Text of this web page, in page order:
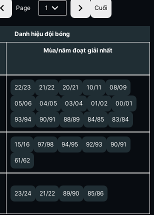
Page 1 Cuối
Danh hiệu đội bóng
Mùa/năm đoạt giải nhất
22/23 21/22 20/21 10/11 08/09
05/06 04/05 03/04 01/02 00/01
93/94 90/91 88/89 84/85 83/84
15/16 97/98 94/95 92/93 90/91
61/62
23/24 21/22 89/90 85/86